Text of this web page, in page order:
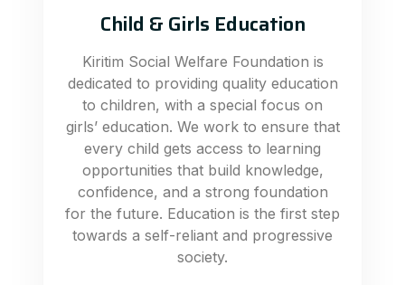
Child & Girls Education
Kiritim Social Welfare Foundation is
dedicated to providing quality education
to children, with a special focus on
girls’ education. We work to ensure that
every child gets access to learning
opportunities that build knowledge,
confidence, and a strong foundation
for the future. Education is the first step
towards a self-reliant and progressive
society.